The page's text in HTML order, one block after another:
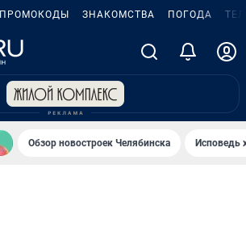
ПРОМОКОДЫ ЗНАКОМСТВА ПОГОДА
Обзор новостроек Челябинска Исповедь